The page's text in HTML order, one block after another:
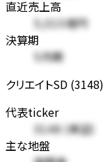
直近売上高
5,015億円
決算期
5月期
クリエイトSD (3148)
代表ticker
3148 (東証)
主な地盤